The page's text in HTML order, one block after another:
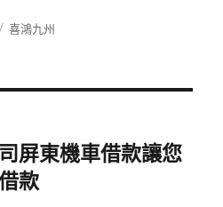
分
喜鴻九州
屏東機車借款讓您
款